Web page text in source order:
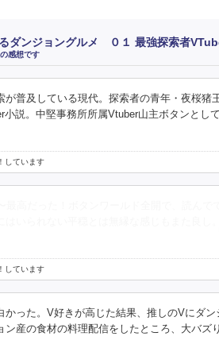
るダンジョングルメ ０１ 最強探索者
感想です
が普及している現代。探索者の青年・夜桜
小説。中堅事務所所属Vtuber山主ボタンとし
しています
はいられない平穏とは無縁な感じもまた良し
しています
た。V好きが高じた結果、推しのVにダン
ン産の食材の料理配信をしたところ、大バズ